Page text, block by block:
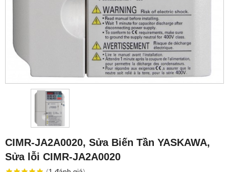
CIMR-JA2A0020, Sửa Biến Tần YASKAWA,
Sửa lỗi CIMR-JA2A0020